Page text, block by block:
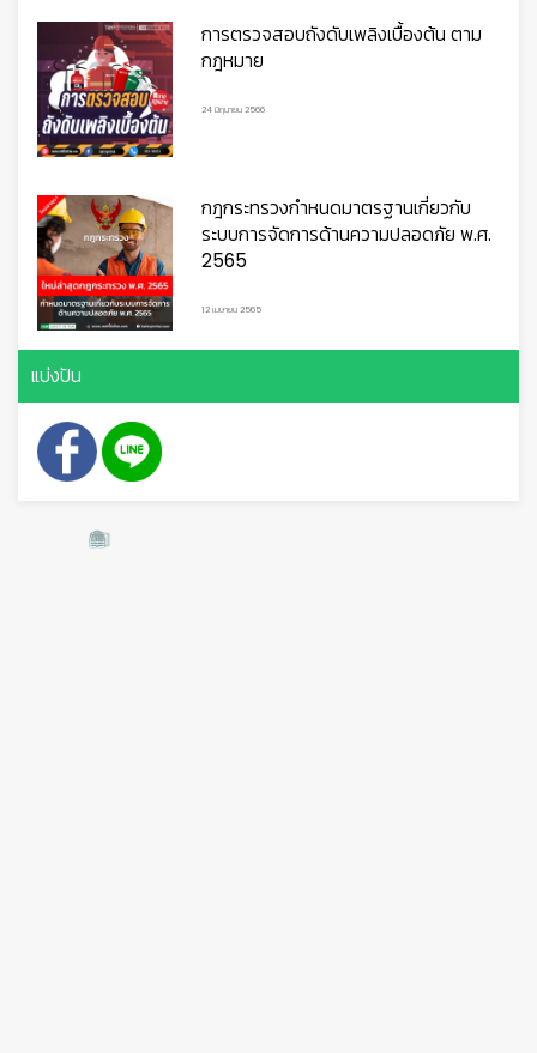
การตรวจสอบถังดับเพลิงเบื้องต้น ตาม
กฎหมาย
24 มิถุนายน 2566
กฎกระทรวงกำหนดมาตรฐานเกี่ยวกับ
ระบบการจัดการด้านความปลอดภัย พ.ศ.
2565
12 เมษายน 2565
แบ่งปัน